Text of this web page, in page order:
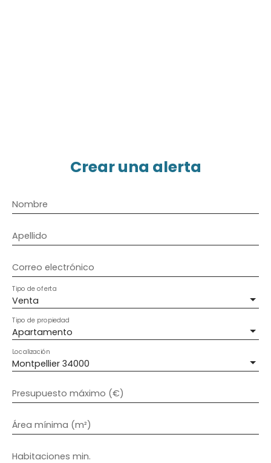
Crear una alerta
Nombre
Apellido
Correo electrónico
Venta
Tipo de oferta
Apartamento
Tipo de propiedad
Montpellier 34000
Localización
Presupuesto máximo (€)
Área mínima (m²)
Habitaciones min.